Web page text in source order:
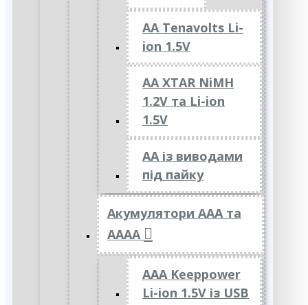
AA Tenavolts Li-
ion 1.5V
AA XTAR NiMH
1.2V та Li-ion
1.5V
АА із виводами
під пайку
Акумулятори ААА та
АААА
AAA Keeppower
Li-ion 1.5V із USB